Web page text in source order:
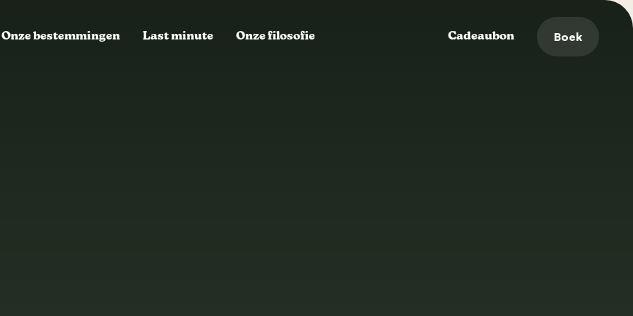
Onze bestemmingen Last minute Onze filosofie Cadeaubon Boek